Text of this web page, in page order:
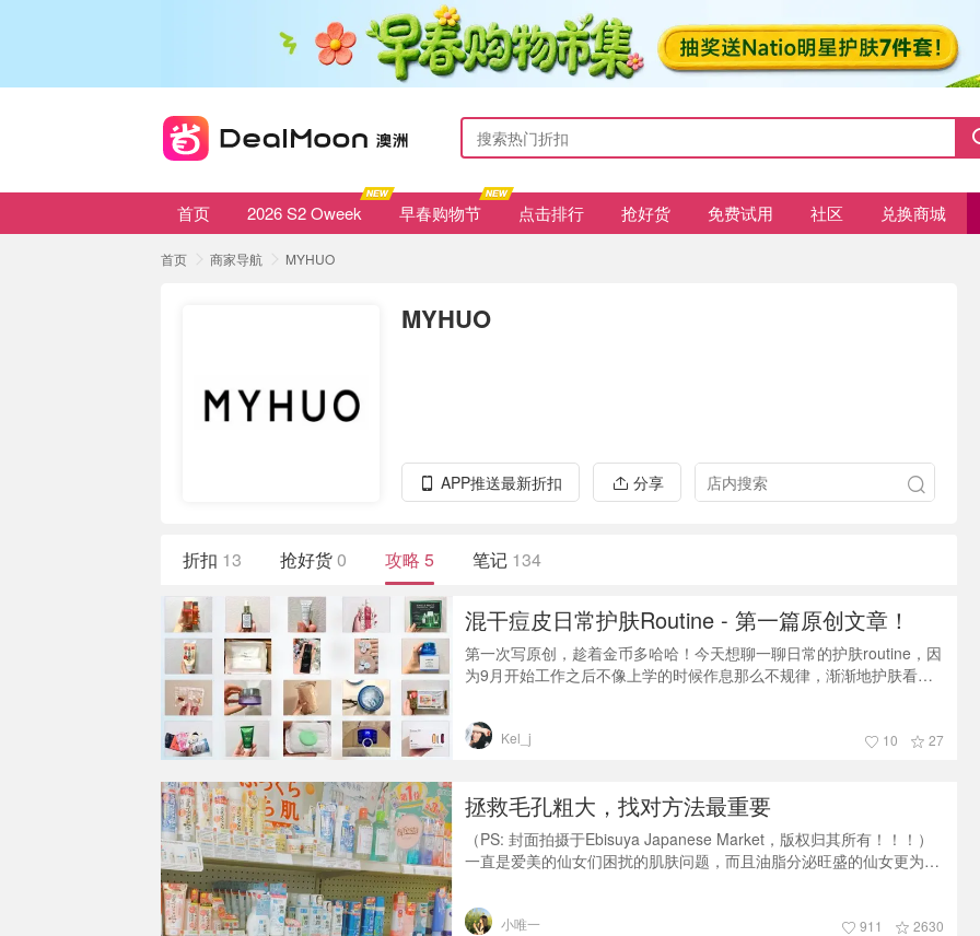
首页 2026 S2 Oweek 早春购物节 点击排行 抢好货 免费试用 社区 兑换商城
首页 商家导航 MYHUO
MYHUO
APP推送最新折扣 分享
折扣 13 抢好货0 攻略 5 笔记 134
混干痘皮日常护肤Routine - 第一篇原创文章！
第一次写原创，趁着金币多哈哈！今天想聊一聊日常的护肤routine，因
为9月开始工作之后不像上学的时候作息那么不规律，渐渐地护肤看到
po主
Kel_j 10 27
拯救毛孔粗大，找对方法最重要
（PS: 封面拍摄于Ebisuya Japanese Market，版权归其所有！！！）
一直是爱美的仙女们困扰的肌肤问题，而且油脂分泌旺盛的仙女更为严
小唯一 911 2630